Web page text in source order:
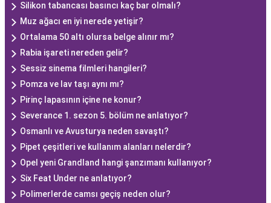
Silikon tabancası basıncı kaç bar olmalı?
Muz ağacı en iyi nerede yetişir?
Ortalama 50 altı olursa belge alınır mı?
Rabia işareti nereden gelir?
Sessiz sinema filmleri hangileri?
Pomza ve lav taşı aynı mı?
Pirinç lapasının içine ne konur?
Severance 1. sezon 5. bölüm ne anlatıyor?
Osmanlı ve Avusturya neden savaştı?
Pipet çeşitleri ve kullanım alanları nelerdir?
Opel yeni Grandland hangi şanzımanı kullanıyor?
Six Feat Under ne anlatıyor?
Polimerlerde camsı geçiş neden olur?